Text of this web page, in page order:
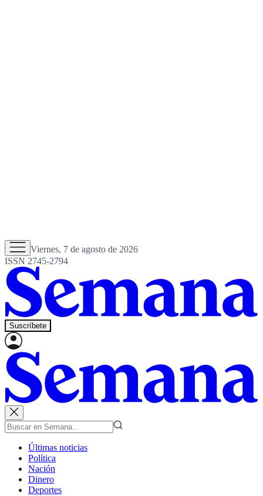
Viernes, 7 de agosto de 2026
ISSN 2745-2794
Suscríbete
Últimas noticias
Política
Nación
Dinero
Deportes